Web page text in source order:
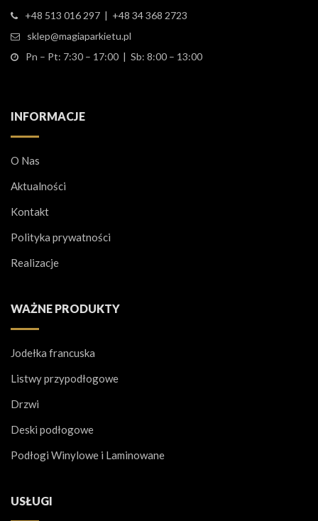
+48 513 016 297 | +48 34 368 2723
sklep@magiaparkietu.pl
Pn – Pt: 7:30 – 17:00 | Sb: 8:00 – 13:00
INFORMACJE
O Nas
Aktualności
Kontakt
Polityka prywatności
Realizacje
WAŻNE PRODUKTY
Jodełka francuska
Listwy przypodłogowe
Drzwi
Deski podłogowe
Podłogi Winylowe i Laminowane
USŁUGI